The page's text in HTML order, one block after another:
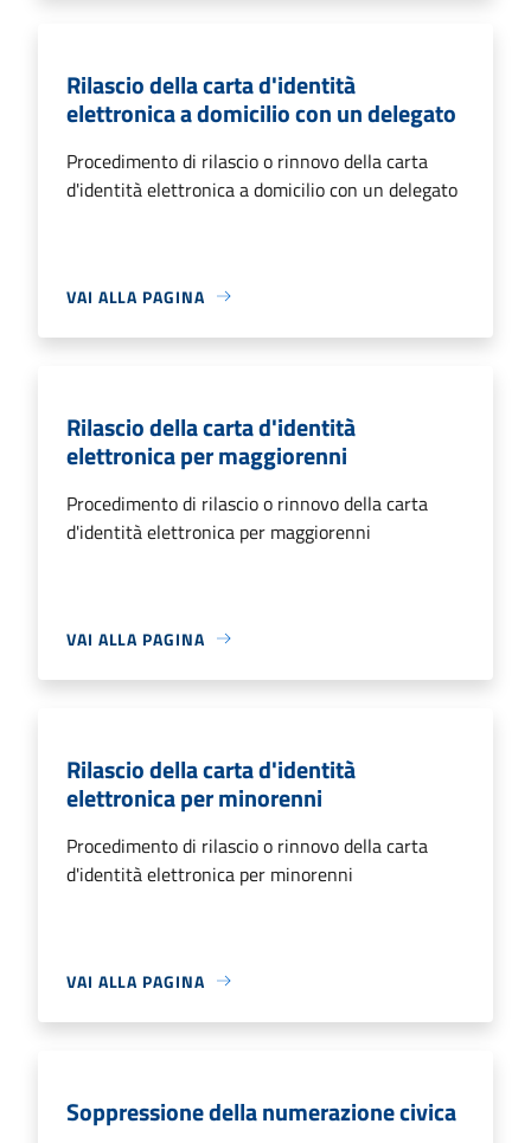
Rilascio della carta d'identità
elettronica a domicilio con un delegato
Procedimento di rilascio o rinnovo della carta
d'identità elettronica a domicilio con un delegato
VAI ALLA PAGINA
Rilascio della carta d'identità
elettronica per maggiorenni
Procedimento di rilascio o rinnovo della carta
d'identità elettronica per maggiorenni
VAI ALLA PAGINA
Rilascio della carta d'identità
elettronica per minorenni
Procedimento di rilascio o rinnovo della carta
d'identità elettronica per minorenni
VAI ALLA PAGINA
Soppressione della numerazione civica